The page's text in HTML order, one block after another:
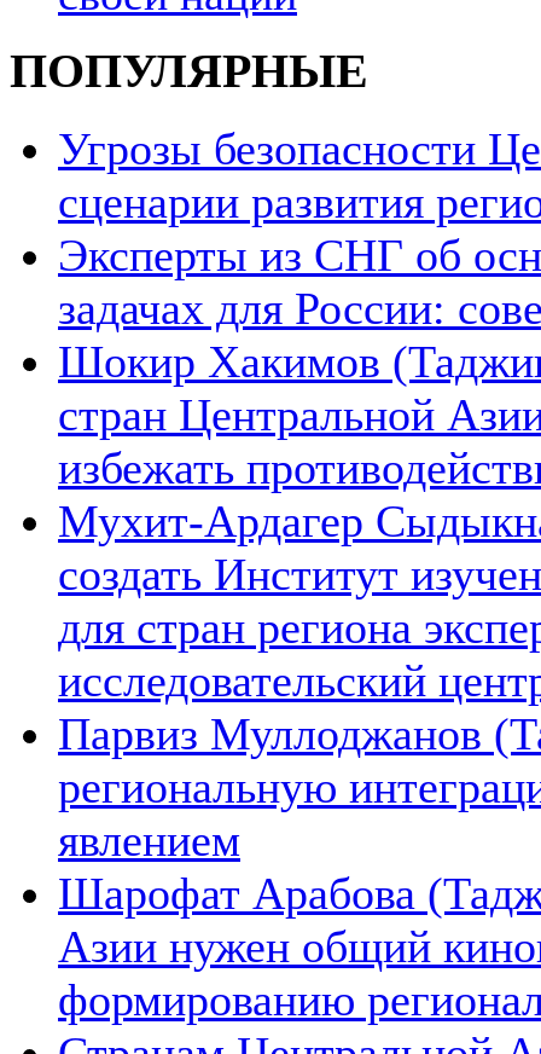
ПОПУЛЯРНЫЕ
Угрозы безопасности
сценарии развития
Эксперты из СНГ об
задачах для России:
Шокир Хакимов
стран Центральной
избежать
Мухит-Ардагер
создать Институт
для стран региона
исследовательский
Парвиз Муллоджанов
региональную
явлением
Шарофат Арабова
Азии нужен общий
формированию